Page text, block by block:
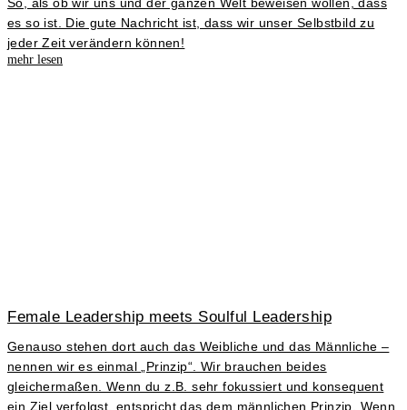
es so ist. Die gute Nachricht ist, dass wir unser Selbstbild zu
jeder Zeit verändern können!
mehr lesen
Female Leadership meets Soulful Leadership
Genauso stehen dort auch das Weibliche und das Männliche –
nennen wir es einmal „Prinzip“. Wir brauchen beides
gleichermaßen. Wenn du z.B. sehr fokussiert und konsequent
ein Ziel verfolgst, entspricht das dem männlichen Prinzip. Wenn